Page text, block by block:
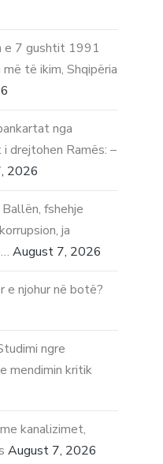
e 7 gushtit 1991
të ikim, Shqipëria
nga
Ramës: –
2026
fshehje
ja
August 7, 2026
e njohur në botë?
ngre
mendimin kritik
kanalizimet,
August 7, 2026